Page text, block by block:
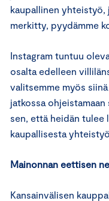
kaupallinen yhteistyö,
merkitty, pyydämme
Instagram tuntuu
osalta edelleen
valitsemme myös
jatkossa
sen, että heidän tulee
kaupallisesta
Mainonnan eettisen
Kansainvälisen